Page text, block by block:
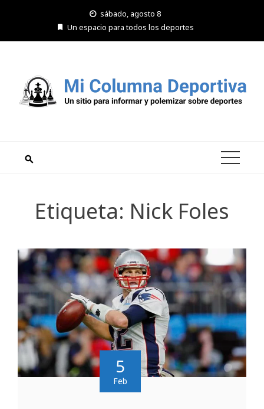
sábado, agosto 8
Un espacio para todos los deportes
Etiqueta: Nick Foles
5
Feb